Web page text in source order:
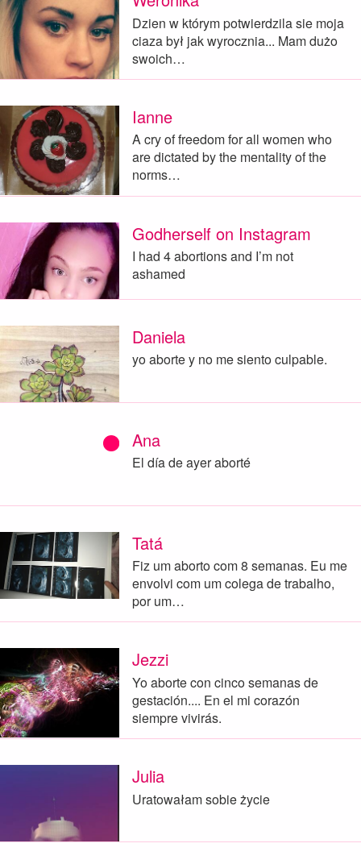
Dzien w którym potwierdzila sie moja
ciaza był jak wyrocznia... Mam dużo
swoich…
Ianne
A cry of freedom for all women who
are dictated by the mentality of the
norms…
Godherself on Instagram
I had 4 abortions and I’m not
ashamed
Daniela
yo aborte y no me siento culpable.
Ana
El día de ayer aborté
Tatá
Fiz um aborto com 8 semanas. Eu me
envolvi com um colega de trabalho,
por um…
Jezzi
Yo aborte con cinco semanas de
gestación.... En el mi corazón
siempre vivirás.
Julia
Uratowałam sobie życie